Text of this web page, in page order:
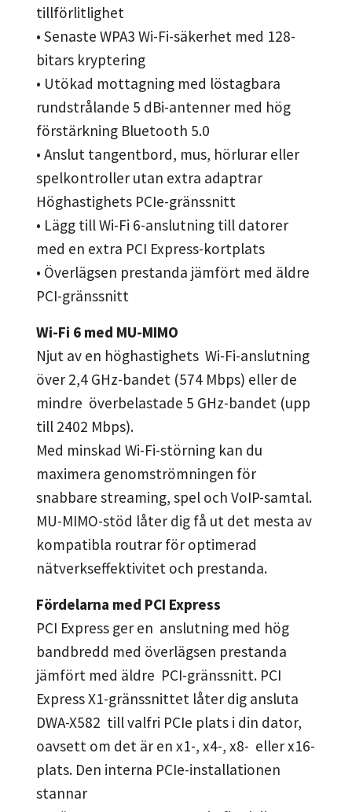
tillförlitlighet
• Senaste WPA3 Wi-Fi-säkerhet med 128-
bitars kryptering
• Utökad mottagning med löstagbara
rundstrålande 5 dBi-antenner med hög
förstärkning Bluetooth 5.0
• Anslut tangentbord, mus, hörlurar eller
spelkontroller utan extra adaptrar
Höghastighets PCIe-gränssnitt
• Lägg till Wi-Fi 6-anslutning till datorer
med en extra PCI Express-kortplats
• Överlägsen prestanda jämfört med äldre
PCI-gränssnitt
Wi-Fi 6 med MU-MIMO
Njut av en höghastighets Wi-Fi-anslutning
över 2,4 GHz-bandet (574 Mbps) eller de
mindre överbelastade 5 GHz-bandet (upp
till 2402 Mbps).
Med minskad Wi-Fi-störning kan du
maximera genomströmningen för
snabbare streaming, spel och VoIP-samtal.
MU-MIMO-stöd låter dig få ut det mesta av
kompatibla routrar för optimerad
nätverkseffektivitet och prestanda.
Fördelarna med PCI Express
PCI Express ger en anslutning med hög
bandbredd med överlägsen prestanda
jämfört med äldre PCI-gränssnitt. PCI
Express X1-gränssnittet låter dig ansluta
DWA-X582 till valfri PCIe plats i din dator,
oavsett om det är en x1-, x4-, x8- eller x16-
plats. Den interna PCIe-installationen
stannar